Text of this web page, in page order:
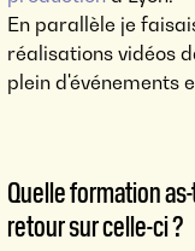
En parallèle je
réalisations vidéos
plein d'événements
Quelle formation
retour sur celle-ci ?